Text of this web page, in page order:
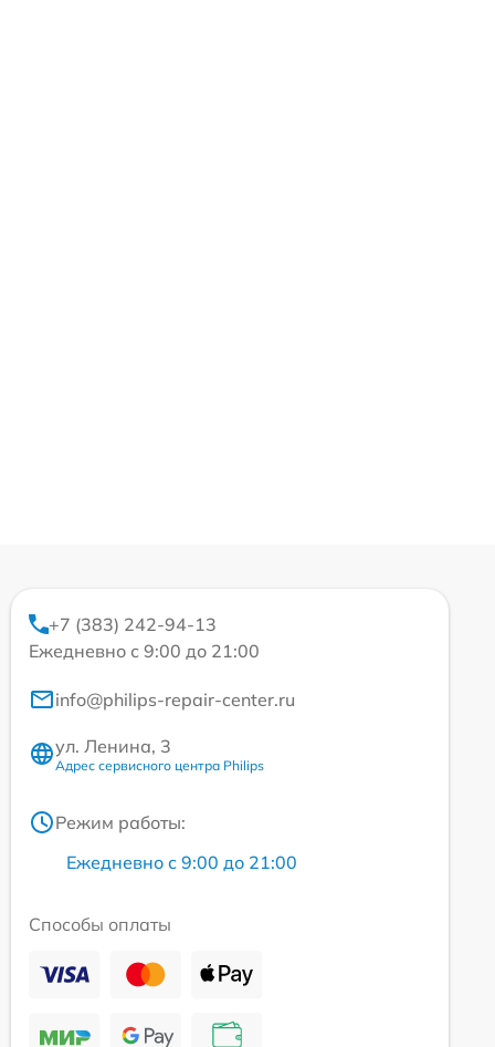
+7 (383) 242-94-13
Ежедневно с 9:00 до 21:00
info@philips-repair-center.ru
ул. Ленина, 3
Адрес сервисного центра Philips
Режим работы:
Ежедневно с 9:00 до 21:00
Способы оплаты